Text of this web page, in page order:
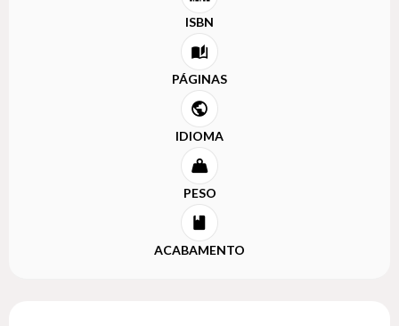
ISBN
PÁGINAS
IDIOMA
PESO
ACABAMENTO